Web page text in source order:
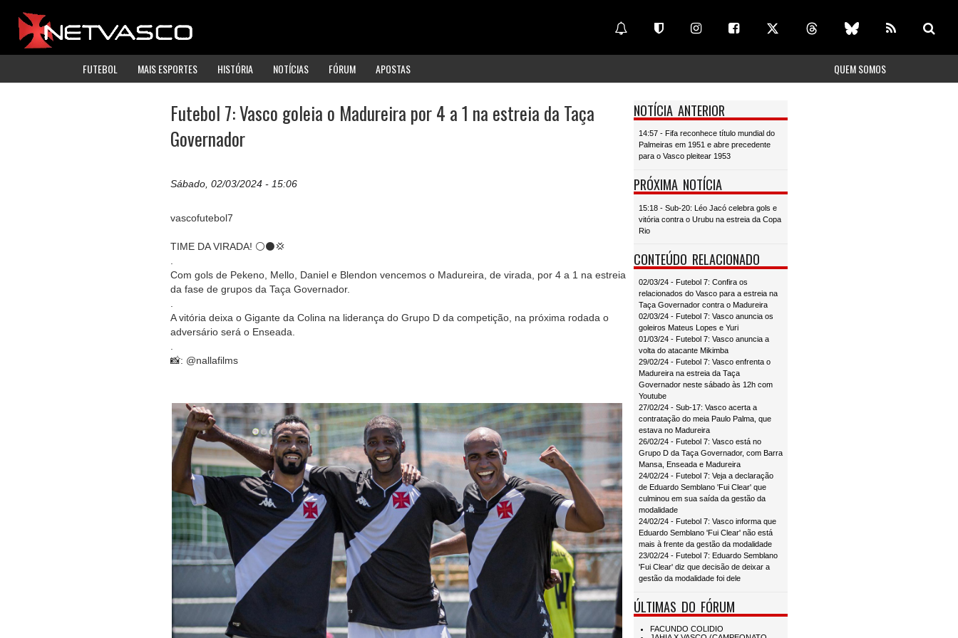
FUTEBOL MAIS ESPORTES HISTÓRIA NOTÍCIAS FÓRUM APOSTAS QUEM SOMOS
Futebol 7: Vasco goleia o Madureira por 4 a 1 na estreia da Taça
Governador
Sábado, 02/03/2024 - 15:06
vascofutebol7
TIME DA VIRADA! ⚪️⚫️💢
.
Com gols de Pekeno, Mello, Daniel e Blendon vencemos o Madureira, de virada, por 4 a 1 na estreia
da fase de grupos da Taça Governador.
.
A vitória deixa o Gigante da Colina na liderança do Grupo D da competição, na próxima rodada o
adversário será o Enseada.
.
📸: @nallafilms
NOTÍCIA ANTERIOR
14:57 - Fifa reconhece título mundial do
Palmeiras em 1951 e abre precedente
para o Vasco pleitear 1953
PRÓXIMA NOTÍCIA
15:18 - Sub-20: Léo Jacó celebra gols e
vitória contra o Urubu na estreia da Copa
Rio
CONTEÚDO RELACIONADO
02/03/24 - Futebol 7: Confira os
relacionados do Vasco para a estreia na
Taça Governador contra o Madureira
02/03/24 - Futebol 7: Vasco anuncia os
goleiros Mateus Lopes e Yuri
01/03/24 - Futebol 7: Vasco anuncia a
volta do atacante Mikimba
29/02/24 - Futebol 7: Vasco enfrenta o
Madureira na estreia da Taça
Governador neste sábado às 12h com
Youtube
27/02/24 - Sub-17: Vasco acerta a
contratação do meia Paulo Palma, que
estava no Madureira
26/02/24 - Futebol 7: Vasco está no
Grupo D da Taça Governador, com Barra
Mansa, Enseada e Madureira
24/02/24 - Futebol 7: Veja a declaração
de Eduardo Semblano 'Fui Clear' que
culminou em sua saída da gestão da
modalidade
24/02/24 - Futebol 7: Vasco informa que
Eduardo Semblano 'Fui Clear' não está
mais à frente da gestão da modalidade
23/02/24 - Futebol 7: Eduardo Semblano
'Fui Clear' diz que decisão de deixar a
gestão da modalidade foi dele
ÚLTIMAS DO FÓRUM